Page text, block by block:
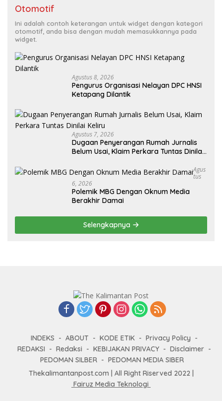
Otomotif
Ini adalah contoh keterangan untuk widget dengan kategori
otomotif, anda bisa dengan mudah memasukkannya pada
widget.
Agustus 8, 2026
Pengurus Organisasi Nelayan DPC HNSI
Ketapang Dilantik
Agustus 7, 2026
Dugaan Penyerangan Rumah Jurnalis
Belum Usai, Klaim Perkara Tuntas Dinilai
Agus
Tus
6, 2026
Polemik MBG Dengan Oknum Media
Berakhir Damai
Selengkapnya
INDEKS ABOUT KODE ETIK
Privacy Policy
REDAKSI
Redaksi KEBIJAKAN PRIVACY
Disclaimer
PEDOMAN SILBER
PEDOMAN MEDIA SIBER
Thekalimantanpost.com | All Right Riserved 2022 |
Fairuz Media Teknologi